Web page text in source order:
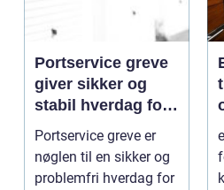
Portservice greve
giver sikker og
stabil hverdag for
porte
Portservice greve er
nøglen til en sikker og
problemfri hverdag for